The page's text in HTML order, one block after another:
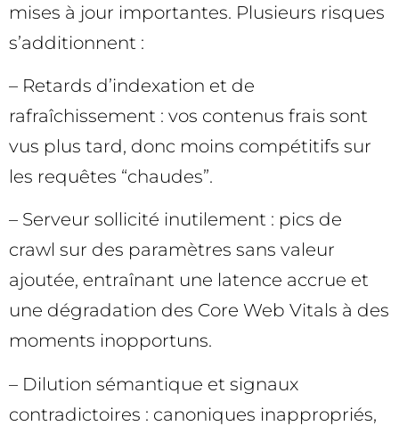
mises à jour importantes. Plusieurs risques
s’additionnent :
– Retards d’indexation et de
rafraîchissement : vos contenus frais sont
vus plus tard, donc moins compétitifs sur
les requêtes “chaudes”.
– Serveur sollicité inutilement : pics de
crawl sur des paramètres sans valeur
ajoutée, entraînant une latence accrue et
une dégradation des Core Web Vitals à des
moments inopportuns.
– Dilution sémantique et signaux
contradictoires : canoniques inappropriés,